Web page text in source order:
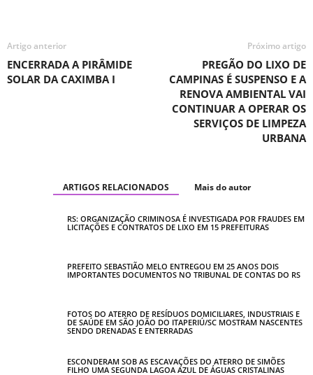
Artigo anterior
ENCERRADA A PIRÂMIDE
SOLAR DA CAXIMBA I
Próximo artigo
PREGÃO DO LIXO DE
CAMPINAS É SUSPENSO E A
RENOVA AMBIENTAL VAI
CONTINUAR A OPERAR OS
SERVIÇOS DE LIMPEZA
URBANA
ARTIGOS RELACIONADOS Mais do autor
RS: ORGANIZAÇÃO CRIMINOSA É INVESTIGADA POR FRAUDES EM
LICITAÇÕES E CONTRATOS DE LIXO EM 15 PREFEITURAS
PREFEITO SEBASTIÃO MELO ENTREGOU EM 25 ANOS DOIS
IMPORTANTES DOCUMENTOS NO TRIBUNAL DE CONTAS DO RS
FOTOS DO ATERRO DE RESÍDUOS DOMICILIARES, INDUSTRIAIS E
DE SAÚDE EM SÃO JOÃO DO ITAPERIÚ/SC MOSTRAM NASCENTES
SENDO DRENADAS E ENTERRADAS
ESCONDERAM SOB AS ESCAVAÇÕES DO ATERRO DE SIMÕES
FILHO UMA SEGUNDA LAGOA AZUL DE ÁGUAS CRISTALINAS